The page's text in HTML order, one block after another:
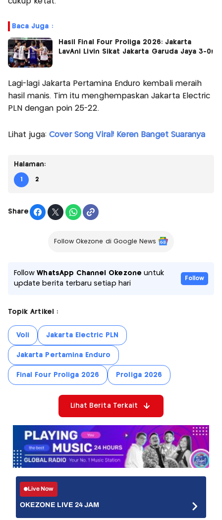
Baca Juga :
Hasil Final Four Proliga 2026: Jakarta
LavAni Livin Sikat Jakarta Garuda Jaya 3-0!
Lagi-lagi Jakarta Pertamina Enduro kembali meraih
hasil manis. Tim itu menghempaskan Jakarta Electric
PLN dengan poin 25-22.
Lihat juga: Cover Song Viral! Keren Banget Suaranya
Halaman:
1 2
Share
Follow Okezone di Google News
FollowWhatsApp Channel Okezone untuk
update berita terbaru setiap hari
Follow
Topik Artikel :
Voli Jakarta Electric PLN
Jakarta Pertamina Enduro
Final Four Proliga 2026 Proliga 2026
Lihat Berita Terkait
Live Now
OKEZONE LIVE 24 JAM